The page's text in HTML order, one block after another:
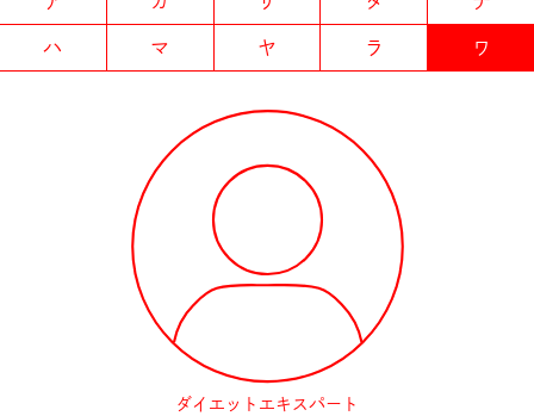
ハ
マ ヤ ラ ワ
ダイエットエキスパート